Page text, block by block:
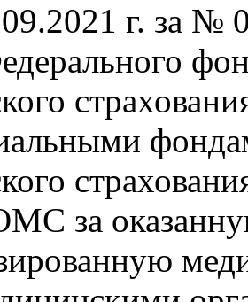
г. за №
за